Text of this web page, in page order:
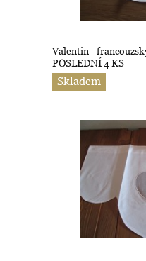
Valentin -
POSLEDNÍ 4 KS
Skladem